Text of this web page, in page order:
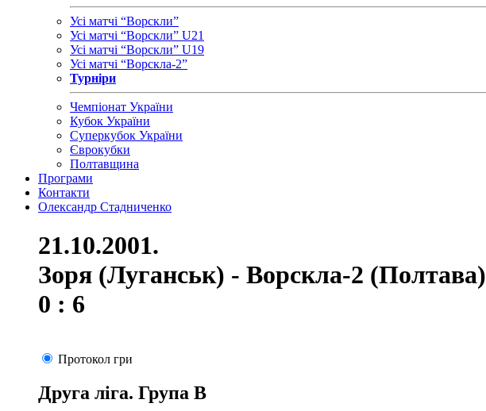
Усі матчі “Ворскли”
Усі матчі “Ворскли” U21
Усі матчі “Ворскли” U19
Усі матчі “Ворскла-2”
Турніри
Чемпіонат України
Кубок України
Суперкубок України
Єврокубки
Полтавщина
Програми
Контакти
Олександр Стадниченко
21.10.2001.
Зоря (Луганськ) - Ворскла-2 (Полтава)
0 : 6
Протокол гри
Друга ліга. Група В